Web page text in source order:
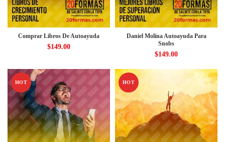
Comprar Libros De Autoayuda
$149.00
Daniel Molina Autoayuda Para
Snobs
$149.00
HOT HOT